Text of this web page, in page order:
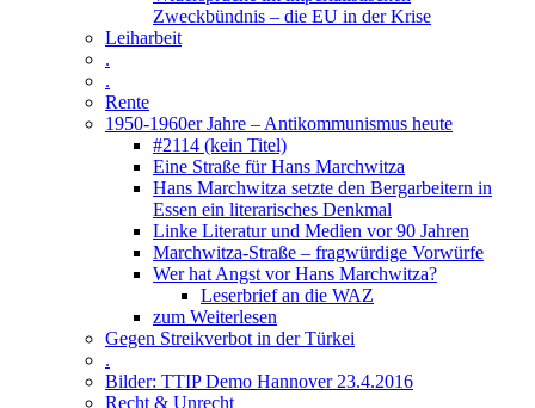
Zweckbündnis – die EU in der Krise
Leiharbeit
.
.
Rente
1950-1960er Jahre – Antikommunismus heute
#2114 (kein Titel)
Eine Straße für Hans Marchwitza
Hans Marchwitza setzte den Bergarbeitern in
Essen ein literarisches Denkmal
Linke Literatur und Medien vor 90 Jahren
Marchwitza-Straße – fragwürdige Vorwürfe
Wer hat Angst vor Hans Marchwitza?
Leserbrief an die WAZ
zum Weiterlesen
Gegen Streikverbot in der Türkei
.
Bilder: TTIP Demo Hannover 23.4.2016
Recht & Unrecht